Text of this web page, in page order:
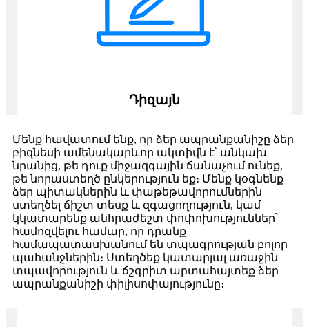
Դիզայն
Մենք հավատում ենք, որ ձեր ապրանքանիշը ձեր
բիզնեսի ամենակարևոր ակտիվն է՝ անկախ
նրանից, թե դուք միջազգային ճանաչում ունեք,
թե նորաստեղծ ընկերություն եք։ Մենք կօգնենք
ձեր պիտակներին և փաթեթավորումներին
ստեղծել ճիշտ տեսք և զգացողություն, կամ
կկատարենք անհրաժեշտ փոփոխություններ՝
համոզվելու համար, որ դրանք
համապատասխանում են տպագրության բոլոր
պահանջներին։ Ստեղծեք կատարյալ առաջին
տպավորություն և ճշգրիտ արտահայտեք ձեր
ապրանքանիշի փիլիսոփայությունը։